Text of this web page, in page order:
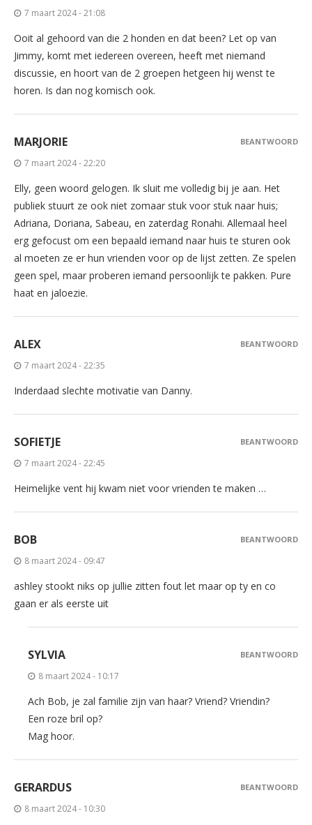
7 maart 2024 - 21:08
Ooit al gehoord van die 2 honden en dat been? Let op van
Jimmy, komt met iedereen overeen, heeft met niemand
discussie, en hoort van de 2 groepen hetgeen hij wenst te
horen. Is dan nog komisch ook.
MARJORIE
7 maart 2024 - 22:20
Elly, geen woord gelogen. Ik sluit me volledig bij je aan. Het
publiek stuurt ze ook niet zomaar stuk voor stuk naar huis;
Adriana, Doriana, Sabeau, en zaterdag Ronahi. Allemaal heel
erg gefocust om een bepaald iemand naar huis te sturen ook
al moeten ze er hun vrienden voor op de lijst zetten. Ze spelen
geen spel, maar proberen iemand persoonlijk te pakken. Pure
haat en jaloezie.
BEANTWOORD
ALEX
7 maart 2024 - 22:35
Inderdaad slechte motivatie van Danny.
BEANTWOORD
SOFIETJE
7 maart 2024 - 22:45
Heimelijke vent hij kwam niet voor vrienden te maken …
BEANTWOORD
BOB
8 maart 2024 - 09:47
ashley stookt niks op jullie zitten fout let maar op ty en co
gaan er als eerste uit
BEANTWOORD
SYLVIA
8 maart 2024 - 10:17
Ach Bob, je zal familie zijn van haar? Vriend? Vriendin?
Een roze bril op?
Mag hoor.
BEANTWOORD
GERARDUS
8 maart 2024 - 10:30
BEANTWOORD